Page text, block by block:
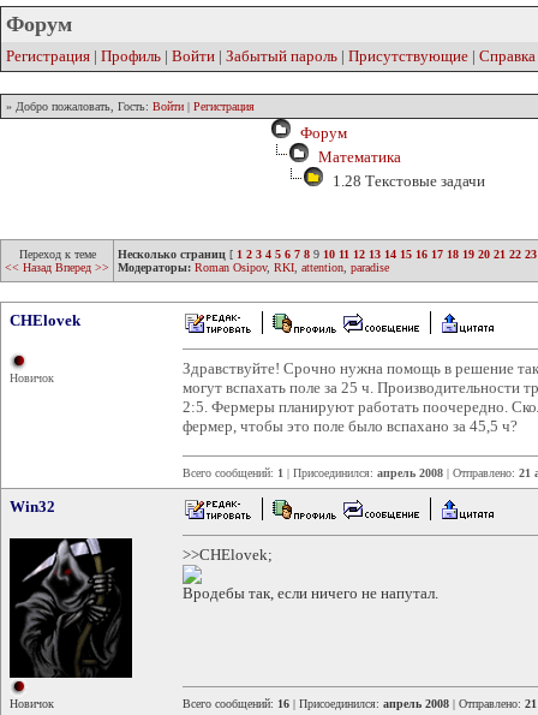
Форум
Регистрация | Профиль | Войти | Забытый пароль | Присутствующие | Справка
» Добро пожаловать, Гость: Войти | Регистрация
Форум
Математика
1.28 Текстовые задачи
Переход к теме
<< Назад Вперед >>
Несколько страниц [ 1 2 3 4 5 6 7 8 9 10 11 12 13 14 15 16 17 18 19 20 21 22 23
Модераторы: Roman Osipov, RKI attention paradise
CHElovek
Новичок
Здравствуйте! Срочно нужна помощь в решение
могут вспахать поле за 25 ч. Производительности
2:5. Фермеры планируют работать поочередно.
фермер, чтобы это поле было вспахано за 45,5 ч?
Всего сообщений: 1 | Присоединился: апрель 2008 | Отправлено: 21
Win32
Новичок
>>CHElovek;
Вродебы так, если ничего не напутал.
Всего сообщений: 16 | Присоединился: апрель 2008 | Отправлено: